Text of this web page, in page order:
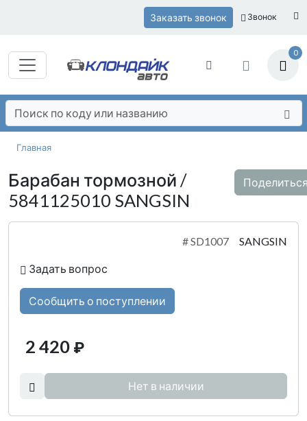
Заказать звонок Звонок
0
Главная
Барабан тормозной /
5841125010 SANGSIN
#SD1007 SANGSIN
Задать вопрос
Сообщить о поступлении
2 420 ₽
Нет в наличии